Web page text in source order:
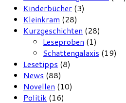
Kinderbücher (3)
Kleinkram (28)
Kurzgeschichten (28)
Leseproben (1)
Schattengalaxis (19)
Lesetipps (8)
News (88)
Novellen (10)
Politik (16)